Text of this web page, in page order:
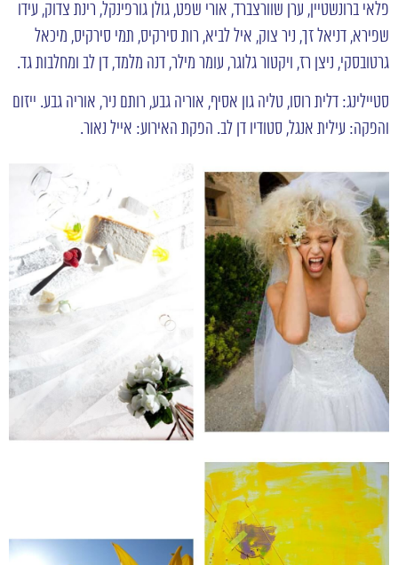
פלאי ברונשטיין, ערן שוורצברד, אורי שפט, גולן גורפינקל, רינת צדוק, עידו
שפירא, דניאל זך, ניר צוק, איל לביא, רות סירקיס, תמי סירקיס, מיכאל
גרטובסקי, ניצן רז, ויקטור גלוגר, עומר מילר, דנה מלמד, דן לב ומחלבות גד.
סטיילינג: דלית רוסו, טליה גון אסיף, אוריה גבע, רותם ניר, אוריה גבע. ייזום
והפקה: עילית אנגל, סטודיו דן לב. הפקת האירוע: אייל נאור.